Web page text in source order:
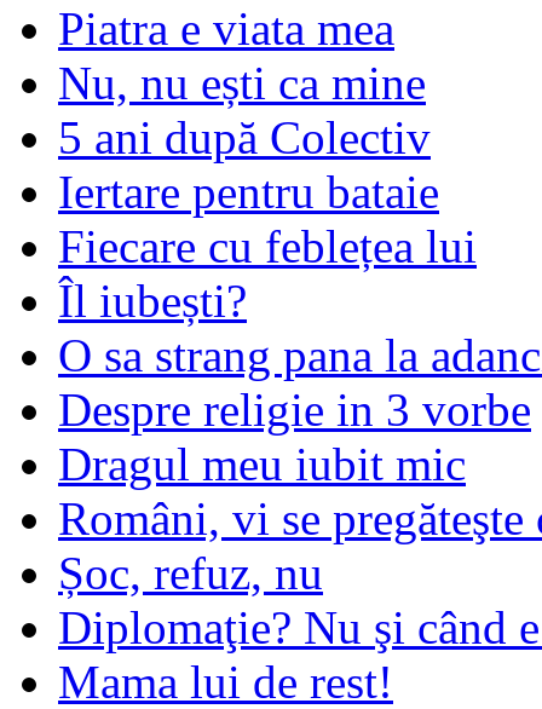
Piatra e viata mea
Nu, nu ești ca mine
5 ani după Colectiv
Iertare pentru bataie
Fiecare cu feblețea lui
Îl iubești?
O sa strang pana la
Despre religie in 3 vorbe
Dragul meu iubit mic
Români, vi se pregăteşte
Șoc, refuz, nu
Diplomaţie? Nu şi când
Mama lui de rest!